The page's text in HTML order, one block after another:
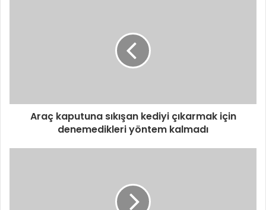
Araç kaputuna sıkışan kediyi çıkarmak için
denemedikleri yöntem kalmadı